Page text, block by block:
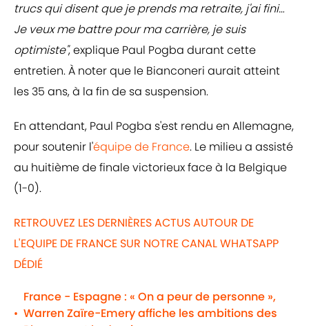
trucs qui disent que je prends ma retraite, j'ai fini…
Je veux me battre pour ma carrière, je suis
optimiste", explique Paul Pogba durant cette
entretien. À noter que le Bianconeri aurait atteint
les 35 ans, à la fin de sa suspension.
En attendant, Paul Pogba s'est rendu en Allemagne,
pour soutenir l'équipe de France. Le milieu a assisté
au huitième de finale victorieux face à la Belgique
(1-0).
RETROUVEZ LES DERNIÈRES ACTUS AUTOUR DE
L'EQUIPE DE FRANCE SUR NOTRE CANAL WHATSAPP
DÉDIÉ
•
France - Espagne : « On a peur de personne »,
Warren Zaïre-Emery affiche les ambitions des